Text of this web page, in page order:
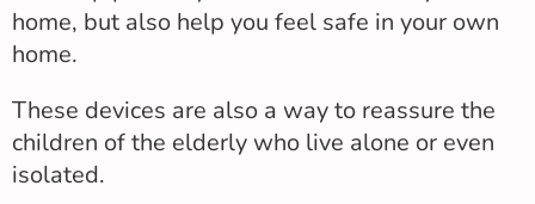
home, but also help you feel safe in your own
home.
These devices are also a way to reassure the
children of the elderly who live alone or even
isolated.